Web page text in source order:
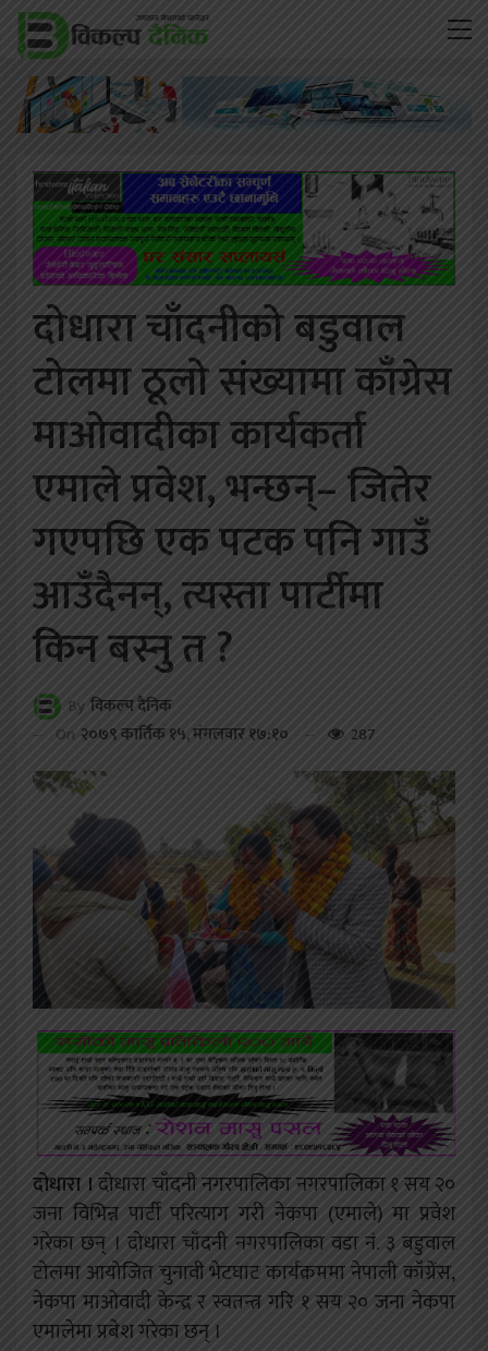
दोधारा चाँदनीको बडुवाल
टोलमा ठूलो संख्यामा काँग्रेस
माओवादीका कार्यकर्ता
एमाले प्रवेश, भन्छन्– जितेर
गएपछि एक पटक पनि गाउँ
आउँदैनन्, त्यस्ता पार्टीमा
किन बस्नु त ?
By विकल्प दैनिक
On २०७९ कार्तिक १५, मंगलवार १७:१० 287
दोधारा ।दोधारा चाँदनी नगरपालिका नगरपालिका १ सय २०
जना विभिन्न पार्टी परित्याग गरी नेकपा (एमाले) मा प्रवेश
गरेका छन् । दोधारा चाँदनी नगरपालिका वडा नं. ३ बडुवाल
टोलमा आयोजित चुनावी भेटघाट कार्यक्रममा नेपाली काँग्रेंस,
नेकपा माओवादी केन्द्र र स्वतन्त्र गरि १ सय २० जना नेकपा
एमालेमा प्रबेश गरेका छन् ।